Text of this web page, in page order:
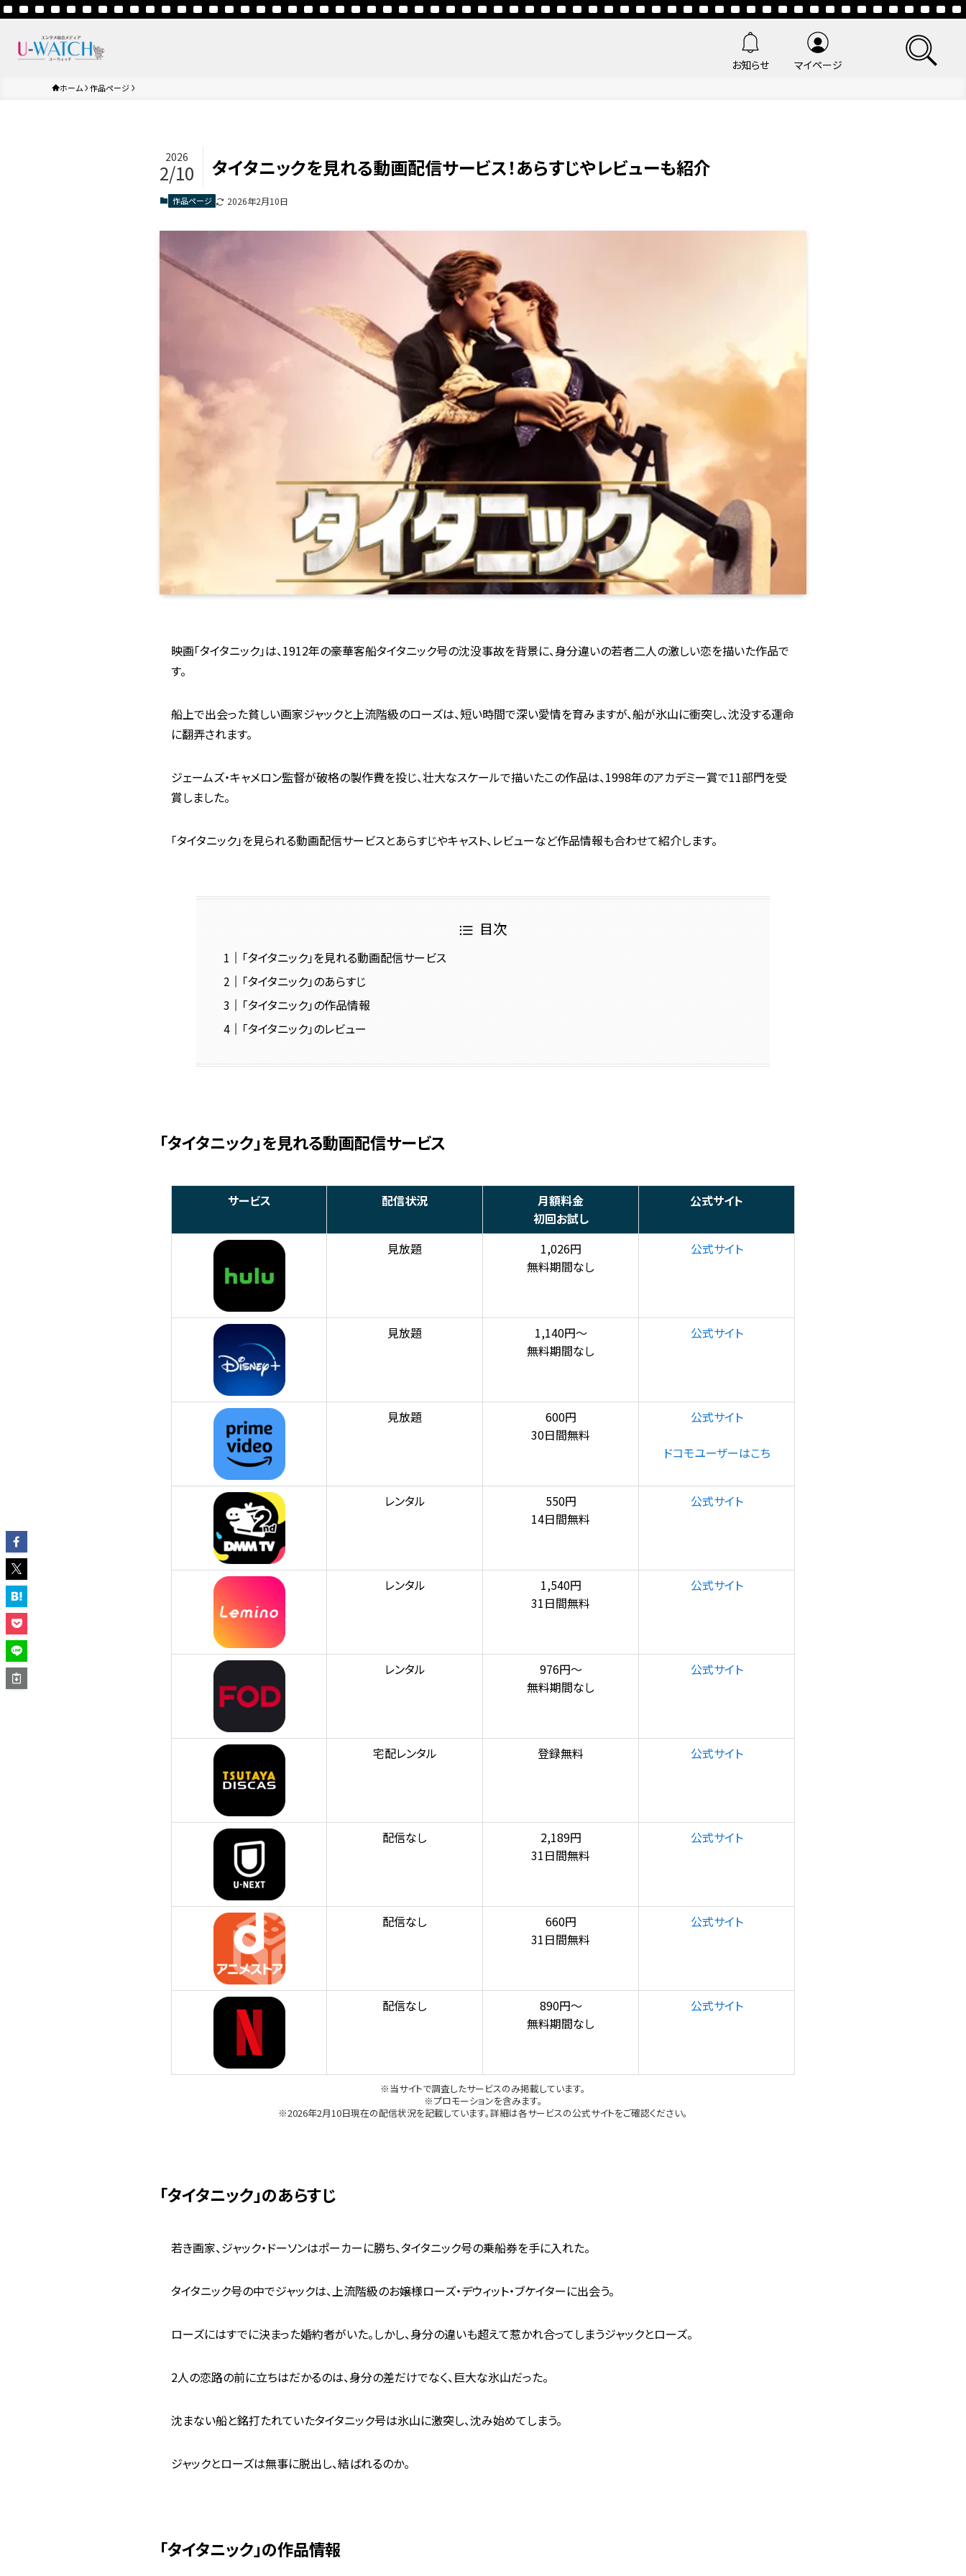
お知らせ マイページ
ホーム 作品ページ
タイタニックを見れる動画配信サービス！あらすじやレビューも紹介
2026
2/10
作品ページ 2026年2月10日
映画「タイタニック」は、1912年の豪華客船タイタニック号の沈没事故を背景に、身分違いの若者二人の激しい恋を描いた作品で
す。
船上で出会った貧しい画家ジャックと上流階級のローズは、短い時間で深い愛情を育みますが、船が氷山に衝突し、沈没する運命
に翻弄されます。
ジェームズ・キャメロン監督が破格の製作費を投じ、壮大なスケールで描いたこの作品は、1998年のアカデミー賞で11部門を受
賞しました。
「タイタニック」を見られる動画配信サービスとあらすじやキャスト、レビューなど作品情報も合わせて紹介します。
目次
「タイタニック」を見れる動画配信サービス
「タイタニック」のあらすじ
「タイタニック」の作品情報
「タイタニック」のレビュー
「タイタニック」を見れる動画配信サービス
サービス 配信状況
月額料金
初回お試し
公式サイト
見放題
1,026円
無料期間なし
公式サイト
見放題
1,140円～
無料期間なし
公式サイト
見放題
600円
30日間無料
公式サイト
ドコモユーザーはこち
レンタル
550円
14日間無料
公式サイト
レンタル
1,540円
31日間無料
公式サイト
レンタル
976円～
無料期間なし
公式サイト
宅配レンタル 登録無料 公式サイト
配信なし
2,189円
31日間無料
公式サイト
配信なし
660円
31日間無料
公式サイト
配信なし
890円～
無料期間なし
公式サイト
※当サイトで調査したサービスのみ掲載しています。
※プロモーションを含みます。
※2026年2月10日現在の配信状況を記載しています。詳細は各サービスの公式サイトをご確認ください。
「タイタニック」のあらすじ
若き画家、ジャック・ドーソンはポーカーに勝ち、タイタニック号の乗船券を手に入れた。
タイタニック号の中でジャックは、上流階級のお嬢様ローズ・デウィット・ブケイターに出会う。
ローズにはすでに決まった婚約者がいた。しかし、身分の違いも超えて惹かれ合ってしまうジャックとローズ。
2人の恋路の前に立ちはだかるのは、身分の差だけでなく、巨大な氷山だった。
沈まない船と銘打たれていたタイタニック号は氷山に激突し、沈み始めてしまう。
ジャックとローズは無事に脱出し、結ばれるのか。
「タイタニック」の作品情報